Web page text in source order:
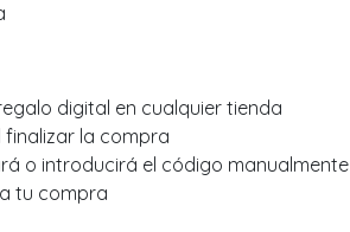
digital en cualquier tienda
finalizar la compra
o introducirá el código manualmente
tu compra